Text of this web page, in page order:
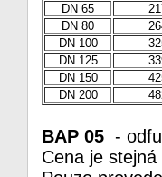
DN 65
DN 80
DN 100
DN 125
DN 150
DN 200
BAP 05 -
Cena je